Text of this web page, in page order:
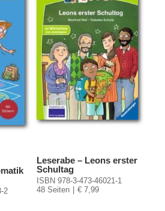
2
Leserabe – Leons erster
Schultag
ISBN 978-3-473-46021-1
48 Seiten
€ 7,99